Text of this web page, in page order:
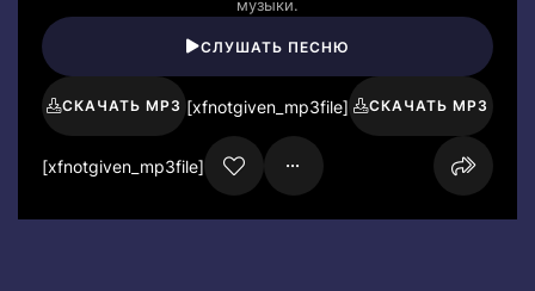
музыки.
СЛУШАТЬ ПЕСНЮ
СКАЧАТЬ MP3 [xfnotgiven_mp3file] СКАЧАТЬ MP3
[xfnotgiven_mp3file]